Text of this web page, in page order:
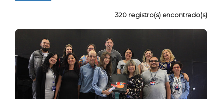
320 registro(s) encontrado(s)